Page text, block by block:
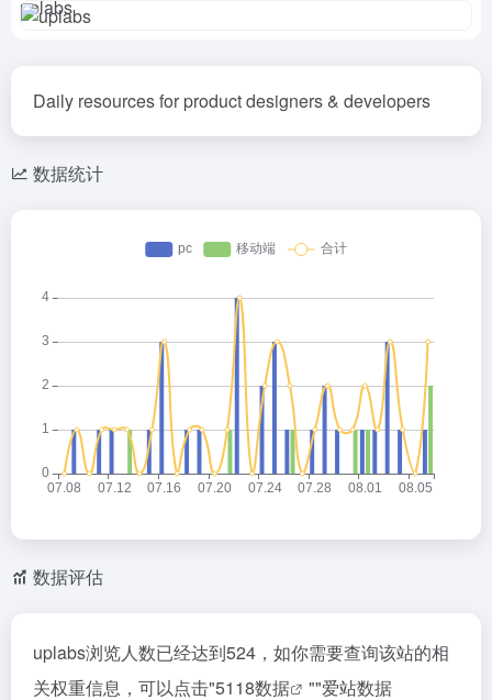
Daily resources for product designers & developers
数据统计
数据评估
uplabs浏览人数已经达到524，如你需要查询该站的相
关权重信息，可以点击"5118数据 ""爱站数据